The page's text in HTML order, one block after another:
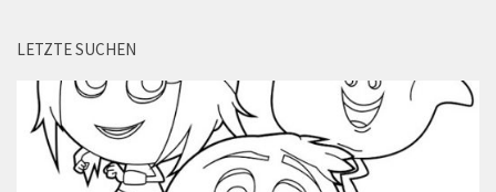
LETZTE SUCHEN